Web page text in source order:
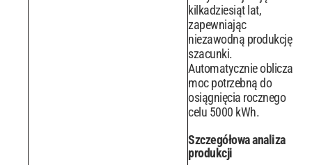
kilkadziesiąt lat,
zapewniając
niezawodną produkcję
szacunki.
Automatycznie oblicza
moc potrzebną do
osiągnięcia rocznego
celu 5000 kWh.
Szczegółowa analiza
produkcji